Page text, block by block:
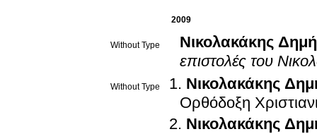
2009
Without Type
Νικολακάκης
επιστολές του
Without Type
Νικολακάκης
Ορθόδοξη
Νικολακάκης